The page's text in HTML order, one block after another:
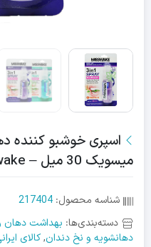
اسپری خوشبو کننده
میسویک 30 میل – misswake
شناسه محصول: 217404
دسته‌بندی‌ها: بهداشت دهان
دهانشویه و نخ دندان,کالای